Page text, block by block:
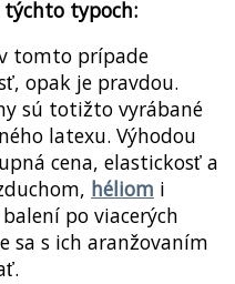
typoch:
tomto prípade
opak je pravdou.
sú totižto vyrábané
latexu. Výhodou
cena, elastickosť a
héliom i
po viacerých
sa s ich aranžovaním